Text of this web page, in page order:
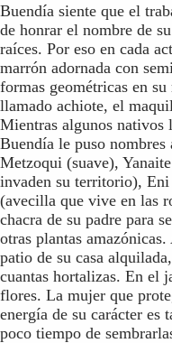
Buendía siente que el
de honrar el nombre de
raíces. Por eso en cada
marrón adornada con
formas geométricas en
llamado achiote, el
Mientras algunos nativos
Buendía le puso nombres
Metzoqui (suave),
invaden su territorio),
(avecilla que vive en las
chacra de su padre para
otras plantas
patio de su casa
cuantas hortalizas. En el
flores. La mujer que
energía de su carácter es
poco tiempo de